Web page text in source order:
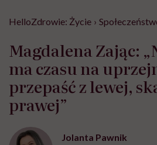
HelloZdrowie: Życie ›
Magdalena Zając:
ma czasu na
przepaść z lewej,
prawej”
Jolanta Pawnik